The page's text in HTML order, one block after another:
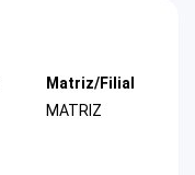
Matriz/Filial
MATRIZ